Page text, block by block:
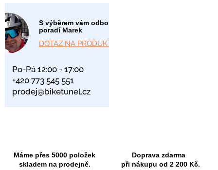
S výběrem vám odborně
poradí Marek
DOTAZ NA PRODUKT
Po-Pá 12:00 - 17:00
+420 773 545 551
prodej@biketunel.cz
Máme přes 5000 položek
skladem na prodejně.
Doprava zdarma
při nákupu od 2 200 Kč.